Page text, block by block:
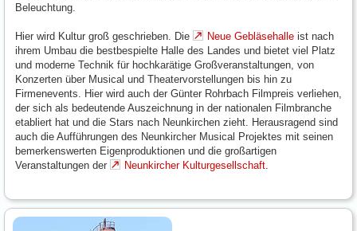
Beleuchtung.
Hier wird Kultur groß geschrieben. Die Neue Gebläsehalle ist nach
ihrem Umbau die bestbespielte Halle des Landes und bietet viel Platz
und moderne Technik für hochkarätige Großveranstaltungen, von
Konzerten über Musical und Theatervorstellungen bis hin zu
Firmenevents. Hier wird auch der Günter Rohrbach Filmpreis verliehen,
der sich als bedeutende Auszeichnung in der nationalen Filmbranche
etabliert hat und die Stars nach Neunkirchen zieht. Herausragend sind
auch die Aufführungen des Neunkircher Musical Projektes mit seinen
bemerkenswerten Eigenproduktionen und die großartigen
Veranstaltungen der
Neunkircher Kulturgesellschaft